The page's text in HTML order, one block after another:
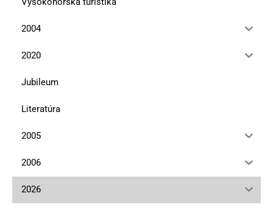
2004
2020
Jubileum
Literatúra
2005
2006
2026